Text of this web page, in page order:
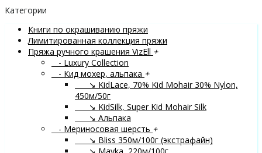
Категории
Книги по окрашиванию пряжи
Лимитированная коллекция пряжи
Пряжа ручного крашения VizEll +
- Luxury Collection
- Кид мохер, альпака +
↘ KidLace, 70% Kid Mohair 30% Nylon,
450м/50г
↘ KidSilk, Super Kid Mohair Silk
↘ Альпака
- Мериносовая шерсть +
↘ Bliss 350м/100г (экстрафайн)